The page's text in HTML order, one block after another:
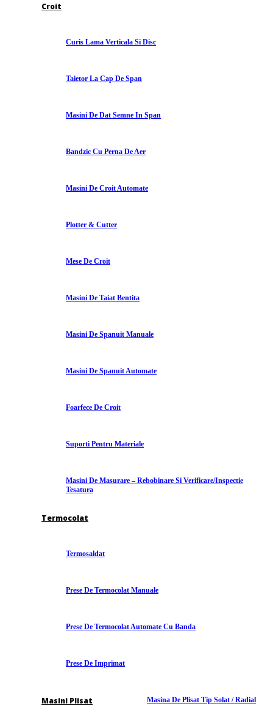
Croit
Curis Lama Verticala Si Disc
Taietor La Cap De Span
Masini De Dat Semne In Span
Bandzic Cu Perna De Aer
Masini De Croit Automate
Plotter & Cutter
Mese De Croit
Masini De Taiat Bentita
Masini De Spanuit Manuale
Masini De Spanuit Automate
Foarfece De Croit
Suporti Pentru Materiale
Masini De Masurare – Rebobinare Si Verificare/inspectie
Tesatura
Termocolat
Termosaldat
Prese De Termocolat Manuale
Prese De Termocolat Automate Cu Banda
Prese De Imprimat
Masini Plisat Masina De Plisat Tip Solat / Radial